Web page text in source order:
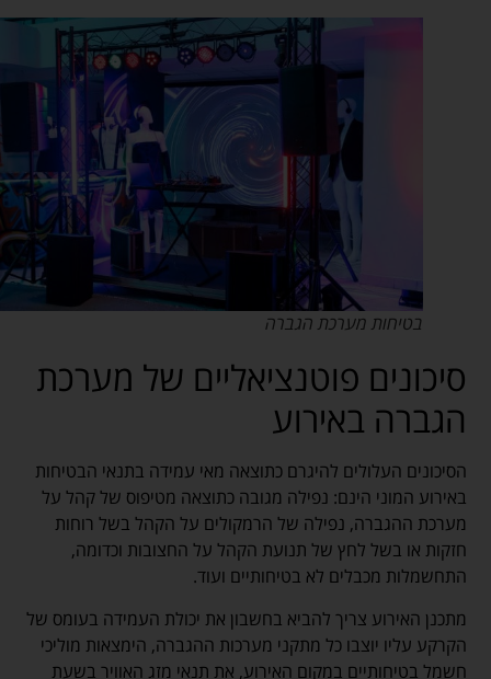
בטיחות מערכת הגברה
סיכונים פוטנציאליים של מערכת
הגברה באירוע
הסיכונים העלולים להיגרם כתוצאה מאי עמידה בתנאי הבטיחות
באירוע המוני הינם: נפילה מגובה כתוצאה מטיפוס של קהל על
מערכת ההגברה, נפילה של הרמקולים על הקהל בשל רוחות
חזקות או בשל לחץ של תנועת הקהל על החצובות וכדומה,
התחשמלות מכבלים לא בטיחותיים ועוד.
מתכנן האירוע צריך להביא בחשבון את יכולת העמידה בעומס של
הקרקע עליו יוצבו כל מתקני מערכות ההגברה, הימצאות מוליכי
חשמל בטיחותיים במקום האירוע, את תנאי מזג האוויר בשעת